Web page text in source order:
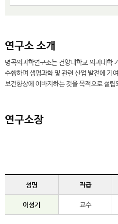
연구소 소개
명곡의과학연구소는 건양대학교 의과대학
수행하며 생명과학 및 관련 산업 발전에 기
보건향상에 이바지하는 것을 목적으로 설립
연구소장
성명 직급
이성기 교수